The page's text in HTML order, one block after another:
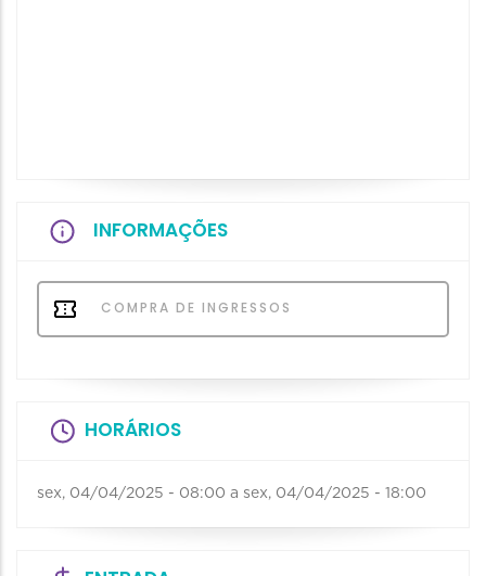
INFORMAÇÕES
COMPRA DE INGRESSOS
HORÁRIOS
sex, 04/04/2025 - 08:00 a sex, 04/04/2025 - 18:00